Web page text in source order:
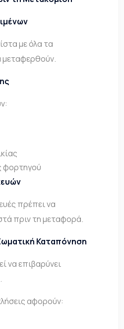
με όλα τα
μεταφερθούν.
φορτηγού
πρέπει να
πριν τη μεταφορά.
Καταπόνηση
να επιβαρύνει
αφορούν: